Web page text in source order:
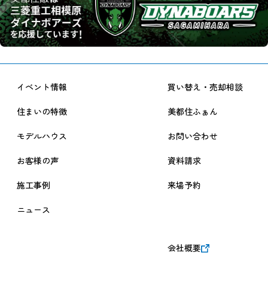
イベント情報
住まいの特徴
モデルハウス
お客様の声
施工事例
ニュース
買い替え・売却相談
美都住ふぁん
お問い合わせ
資料請求
来場予約
会社概要